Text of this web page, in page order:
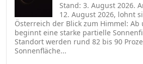
Stand: 3. August 2026.
12. August 2026, lohnt
Österreich der Blick zum Himmel:
beginnt eine starke partielle
Standort werden rund 82 bis 90
Sonnenfläche...